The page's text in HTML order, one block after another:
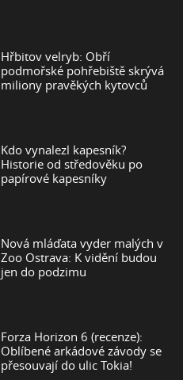
Hřbitov velryb: Obří
podmořské pohřebiště skrývá
miliony pravěkých kytovců
Kdo vynalezl kapesník?
Historie od středověku po
papírové kapesníky
Nová mláďata vyder malých v
Zoo Ostrava: K vidění budou
jen do podzimu
Forza Horizon 6 (recenze):
Oblíbené arkádové závody se
přesouvají do ulic Tokia!